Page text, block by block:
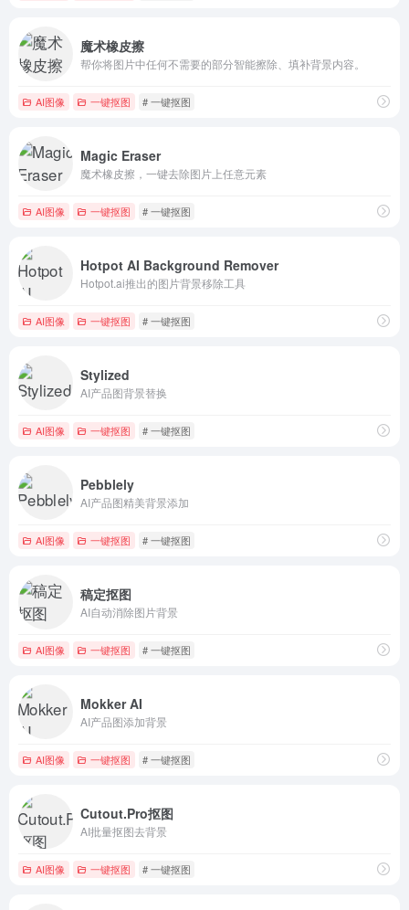
魔术橡皮擦
帮你将图片中任何不需要的部分智能擦除、填补背景内容。
AI图像 一键抠图 # 一键抠图
Magic Eraser
魔术橡皮擦，一键去除图片上任意元素
AI图像 一键抠图 # 一键抠图
Hotpot AI Background Remover
Hotpot.ai推出的图片背景移除工具
AI图像 一键抠图 # 一键抠图
Stylized
AI产品图背景替换
AI图像 一键抠图 # 一键抠图
Pebblely
AI产品图精美背景添加
AI图像 一键抠图 # 一键抠图
稿定抠图
AI自动消除图片背景
AI图像 一键抠图 # 一键抠图
Mokker AI
AI产品图添加背景
AI图像 一键抠图 # 一键抠图
Cutout.Pro抠图
AI批量抠图去背景
AI图像 一键抠图 # 一键抠图